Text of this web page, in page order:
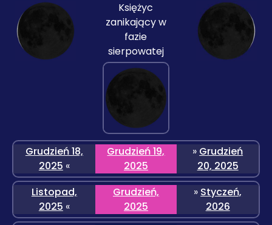
Księżyc
zanikający w
fazie
sierpowatej
Grudzień 18,
2025 «
Grudzień 19,
2025
» Grudzień
20, 2025
Listopad,
2025 «
Grudzień,
2025
» Styczeń,
2026